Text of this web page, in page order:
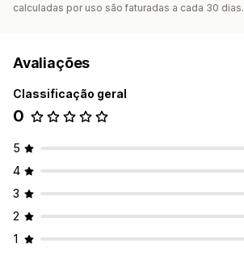
calculadas por uso são faturadas a cada 30 dias.
Avaliações
Classificação geral
0
5
4
3
2
1